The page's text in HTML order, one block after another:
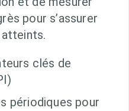
pour s’assurer
clés de
périodiques pour